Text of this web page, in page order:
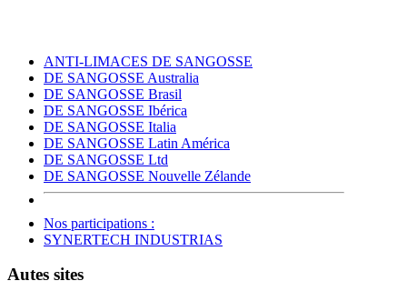
ANTI-LIMACES DE SANGOSSE
DE SANGOSSE Australia
DE SANGOSSE Brasil
DE SANGOSSE Ibérica
DE SANGOSSE Italia
DE SANGOSSE Latin América
DE SANGOSSE Ltd
DE SANGOSSE Nouvelle Zélande
Nos participations :
SYNERTECH INDUSTRIAS
Autes sites